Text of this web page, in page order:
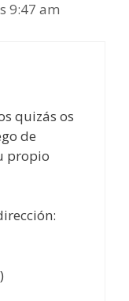
9:47 am
quizás os
de
propio